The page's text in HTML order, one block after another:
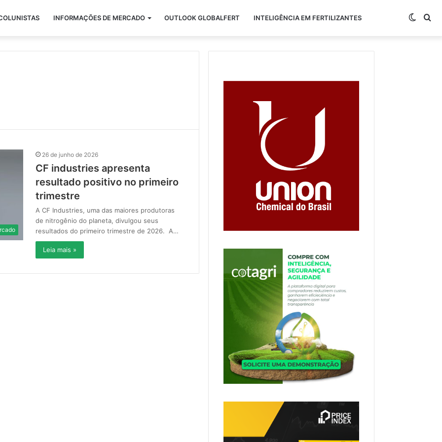
INFORMAÇÕES DE MERCADO OUTLOOK GLOBALFERT INTELIGÊNCIA EM FERTILIZANTES Switch
26 de junho de 2026
CF industries apresenta
resultado positivo no primeiro
trimestre
A CF Industries, uma das maiores produtoras
de nitrogênio do planeta, divulgou seus
resultados do primeiro trimestre de 2026. A…
Leia mais »